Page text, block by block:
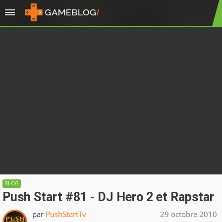
BLOG
Push Start #81 - DJ Hero 2 et Rapstar
par PushStartTv 29 octobre 2010